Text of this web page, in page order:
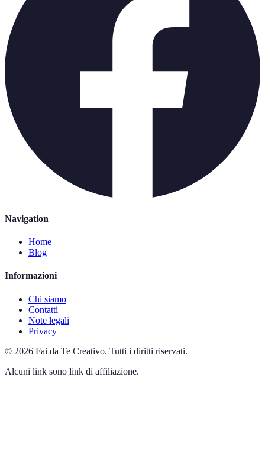
Navigation
Home
Blog
Informazioni
Chi siamo
Contatti
Note legali
Privacy
© 2026 Fai da Te Creativo. Tutti i diritti riservati.
Alcuni link sono link di affiliazione.